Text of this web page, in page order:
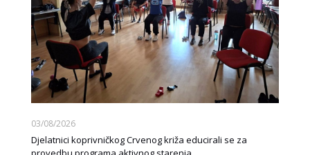
03/08/2026
Djelatnici koprivničkog Crvenog križa educirali se za